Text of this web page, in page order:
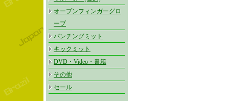
オープンフィンガーグロ
ーブ
パンチングミット
キックミット
DVD・Video・書籍
その他
セール